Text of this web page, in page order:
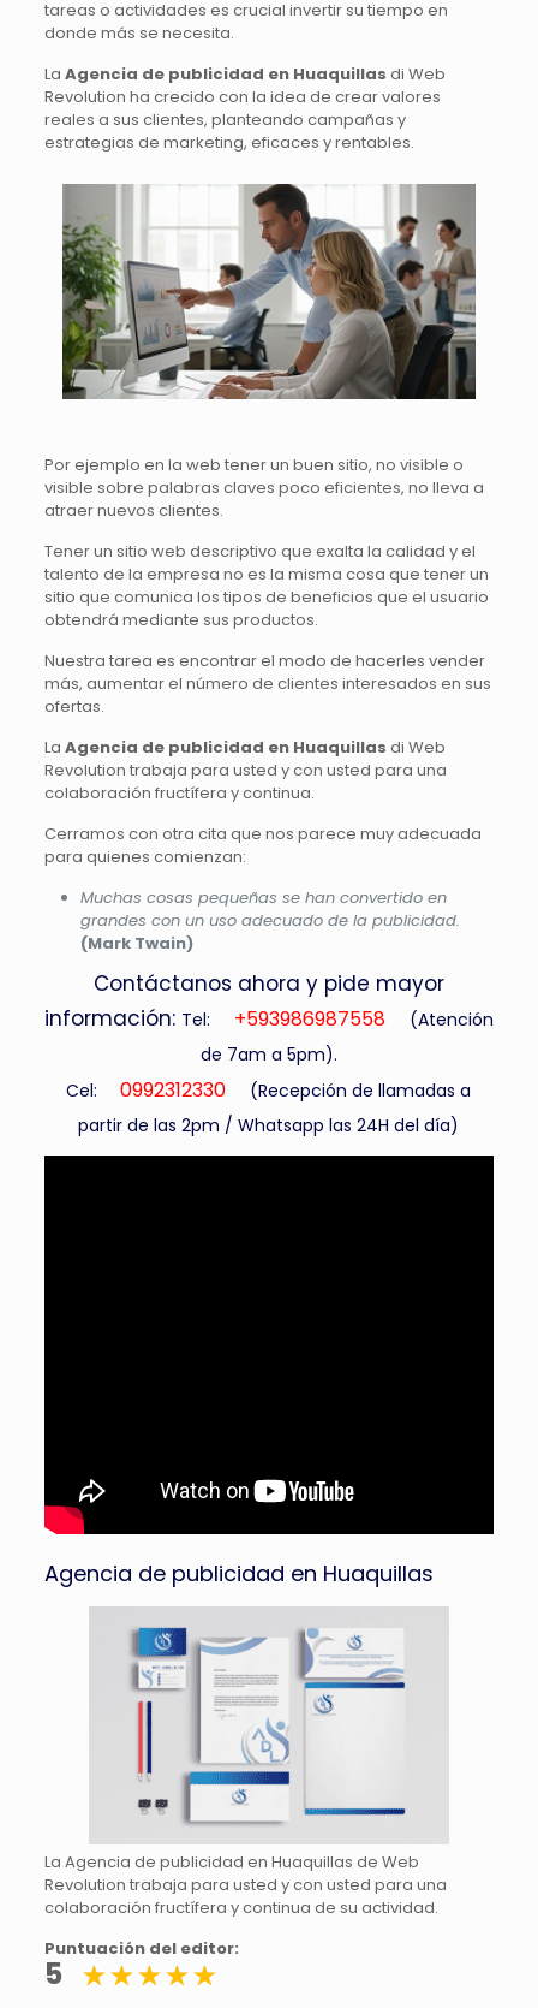
tareas o actividades es crucial invertir su tiempo en
donde más se necesita.
La Agencia de publicidad en Huaquillas di Web
Revolution ha crecido con la idea de crear valores
reales a sus clientes, planteando campañas y
estrategias de marketing, eficaces y rentables.
Por ejemplo en la web tener un buen sitio, no visible o
visible sobre palabras claves poco eficientes, no lleva a
atraer nuevos clientes.
Tener un sitio web descriptivo que exalta la calidad y el
talento de la empresa no es la misma cosa que tener un
sitio que comunica los tipos de beneficios que el usuario
obtendrá mediante sus productos.
Nuestra tarea es encontrar el modo de hacerles vender
más, aumentar el número de clientes interesados ​​en sus
ofertas.
La Agencia de publicidad en Huaquillas di Web
Revolution trabaja para usted y con usted para una
colaboración fructífera y continua.
Cerramos con otra cita que nos parece muy adecuada
para quienes comienzan:
Muchas cosas pequeñas se han convertido en
grandes con un uso adecuado de la publicidad.
(Mark Twain)
Contáctanos ahora y pide mayor
información: Tel: +593986987558
(Atención
de 7am a 5pm).
Cel:
0992312330
(Recepción de llamadas a
partir de las 2pm / Whatsapp las 24H del día)
Agencia de publicidad en Huaquillas
La Agencia de publicidad en Huaquillas de Web
Revolution trabaja para usted y con usted para una
colaboración fructífera y continua de su actividad.
Puntuación del editor:
5